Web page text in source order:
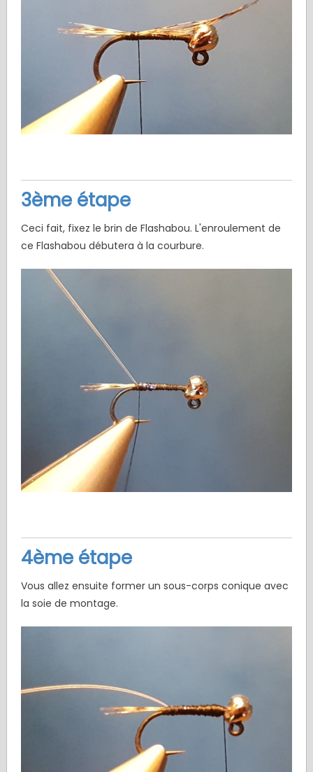
3ème étape
Ceci fait, fixez le brin de Flashabou. L'enroulement de
ce Flashabou débutera à la courbure.
4ème étape
Vous allez ensuite former un sous-corps conique avec
la soie de montage.